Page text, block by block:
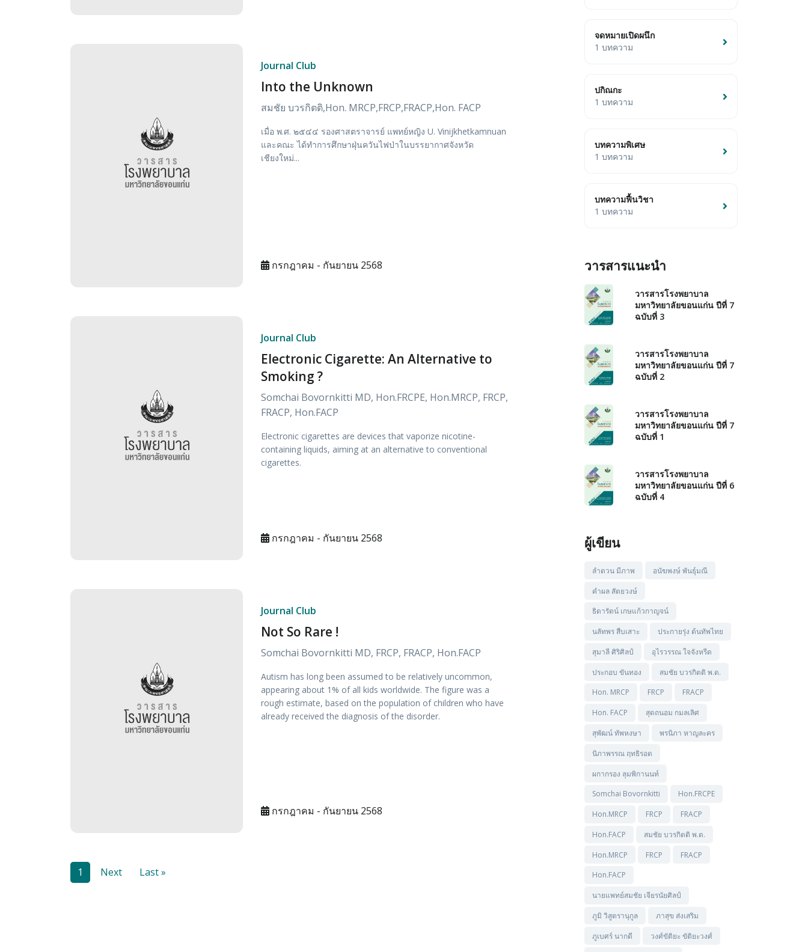
Journal Club
Into the Unknown
สมชัย บวรกิตติ,Hon. MRCP,FRCP,FRACP,Hon. FACP
เมื่อ พ.ศ. ๒๕๔๔ รองศาสตราจารย์ แพทย์หญิง U. Vinijkhetkamnuan
และคณะ ได้ทำการศึกษาฝุ่นควันไฟป่าในบรรยากาศจังหวัด
เชียงใหม่...
กรกฎาคม - กันยายน 2568
Journal Club
Electronic Cigarette: An Alternative to
Smoking ?
Somchai Bovornkitti MD, Hon.FRCPE, Hon.MRCP, FRCP,
FRACP, Hon.FACP
Electronic cigarettes are devices that vaporize nicotine-
containing liquids, aiming at an alternative to conventional
cigarettes.
กรกฎาคม - กันยายน 2568
Journal Club
Not So Rare !
Somchai Bovornkitti MD, FRCP, FRACP, Hon.FACP
Autism has long been assumed to be relatively uncommon,
appearing about 1% of all kids worldwide. The figure was a
rough estimate, based on the population of children who have
already received the diagnosis of the disorder.
กรกฎาคม - กันยายน 2568
1 Next Last »
จดหมายเปิดผนึก
1 บทความ
ปกิณกะ
1 บทความ
บทความพิเศษ
1 บทความ
บทความฟื้นวิชา
1 บทความ
วารสารแนะนำ
วารสารโรงพยาบาล
มหาวิทยาลัยขอนแก่น ปีที่ 7
ฉบับที่ 3
วารสารโรงพยาบาล
มหาวิทยาลัยขอนแก่น ปีที่ 7
ฉบับที่ 2
วารสารโรงพยาบาล
มหาวิทยาลัยขอนแก่น ปีที่ 7
ฉบับที่ 1
วารสารโรงพยาบาล
มหาวิทยาลัยขอนแก่น ปีที่ 6
ฉบับที่ 4
ผู้เขียน
ลำดวน มีภาพ
อนัฆพงษ์ พันธุ์มณี
คำผล สัตยวงษ์
ธิดารัตน์ เกษแก้วกาญจน์
นลัทพร สืบเสาะ
ประกายรุ่ง ต้นทัพไทย
สุมาลี ศิริศิลป์
อุไรวรรณ ใจจังหรีด
ประกอบ ขันทอง
สมชัย บวรกิตติ พ.ด.
Hon. MRCP
FRCP
FRACP
Hon. FACP
สุดถนอม กมลเลิศ
สุพัฒน์ ทัพหงษา
พรนิภา หาญละคร
นิภาพรรณ ฤทธิรอด
ผกากรอง ลุมพิกานนท์
Somchai Bovornkitti
Hon.FRCPE
Hon.MRCP
FRCP
FRACP
Hon.FACP
สมชัย บวรกิตติ พ.ด.
Hon.MRCP
FRCP
FRACP
Hon.FACP
นายแพทย์สมชัย เจียรนัยศิลป์
ภูมิ วิสูตรานุกูล
ภาสุข ส่งเสริม
ภูเบศร์ นากดี
วงศ์ขัติยะ ขัติยะวงศ์